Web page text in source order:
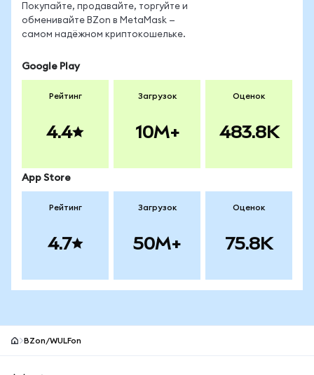
Покупайте, продавайте, торгуйте и
обменивайте BZon в MetaMask —
самом надёжном криптокошельке.
Google Play
Рейтинг
4.4
Загрузок
10M+
Оценок
483.8K
App Store
Рейтинг
4.7
Загрузок
50M+
Оценок
75.8K
BZon/WULFon